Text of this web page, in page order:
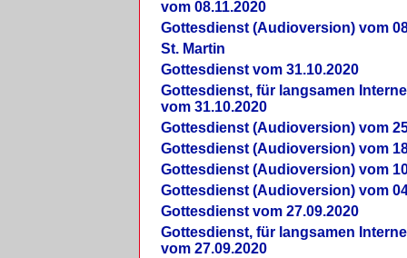
vom 08.11.2020
Gottesdienst (Audioversion) vom
St. Martin
Gottesdienst vom 31.10.2020
Gottesdienst, für langsamen
vom 31.10.2020
Gottesdienst (Audioversion) vom
Gottesdienst (Audioversion) vom
Gottesdienst (Audioversion) vom
Gottesdienst (Audioversion) vom
Gottesdienst vom 27.09.2020
Gottesdienst, für langsamen
vom 27.09.2020